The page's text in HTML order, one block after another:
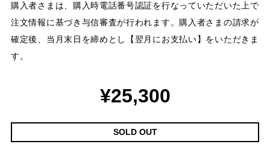
購入者さまは、購入時電話番号認証を行なっていただいた上で
注文情報に基づき与信審査が行われます。購入者さまの請求が
確定後、当月末日を締めとし【翌月にお支払い】をいただきま
す。
¥25,300
SOLD OUT